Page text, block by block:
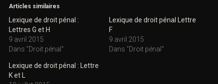
Articles similaires
Lexique de droit pénal :
Lettres G et H
9 avril 2015
Dans "Droit pénal"
Lexique de droit pénal Lettre
F
9 avril 2015
Dans "Droit pénal"
Lexique de droit pénal : Lettre
K et L